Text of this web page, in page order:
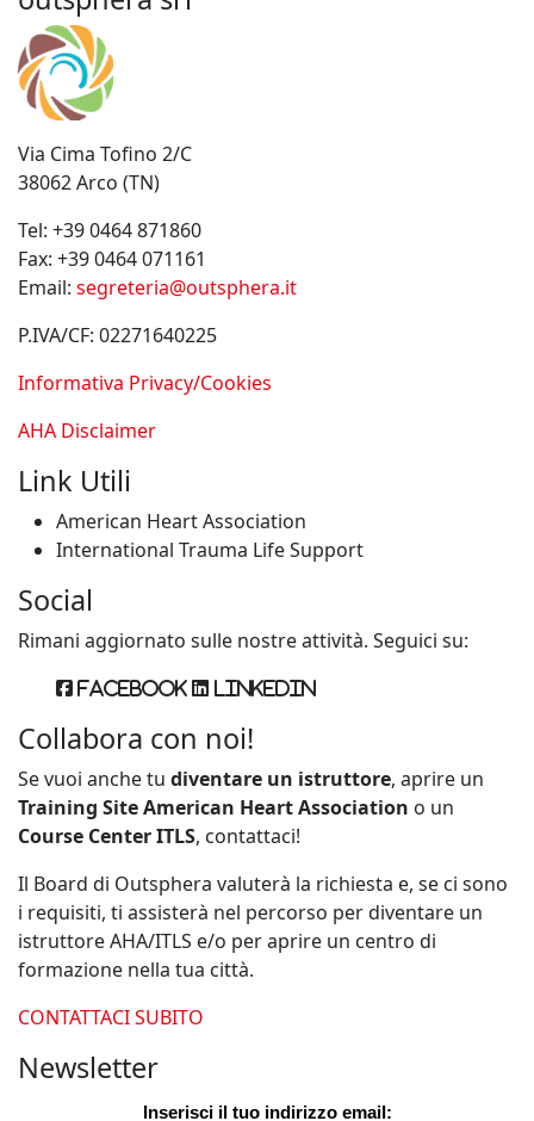
Via Cima Tofino 2/C
38062 Arco (TN)
Tel: +39 0464 871860
Fax: +39 0464 071161
Email: segreteria@outsphera.it
P.IVA/CF: 02271640225
Informativa Privacy/Cookies
AHA Disclaimer
Link Utili
American Heart Association
International Trauma Life Support
Social
Rimani aggiornato sulle nostre attività. Seguici su:
Facebook Linkedin
Collabora con noi!
Se vuoi anche tu diventare un istruttore, aprire un
Training Site American Heart Association o un
Course Center ITLS, contattaci!
Il Board di Outsphera valuterà la richiesta e, se ci sono
i requisiti, ti assisterà nel percorso per diventare un
istruttore AHA/ITLS e/o per aprire un centro di
formazione nella tua città.
CONTATTACI SUBITO
Newsletter
Inserisci il tuo indirizzo email: